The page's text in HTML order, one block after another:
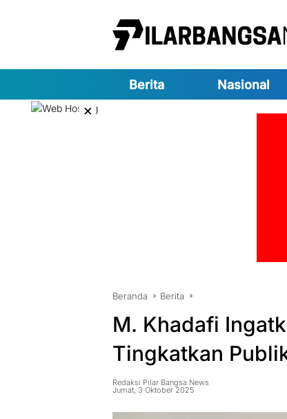
Berita Nasional
×
Beranda Berita
M. Khadafi
Tingkatkan
Redaksi Pilar Bangsa News
Jumat, 3 Oktober 2025